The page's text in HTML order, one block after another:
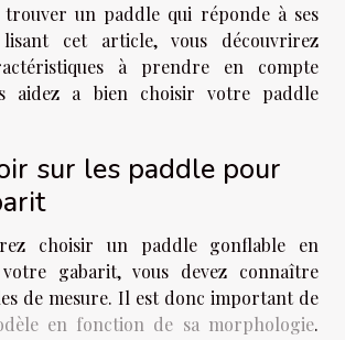
trouver un paddle qui réponde à ses
cet article, vous découvrirez
à prendre en compte
aidez a bien choisir votre paddle
sur les paddle pour
choisir un paddle gonflable en
gabarit, vous devez connaître
de mesure. Il est donc important de
en fonction de sa morphologie.